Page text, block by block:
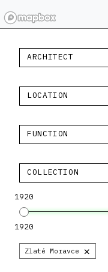
ARCHITECT
LOCATION
FUNCTION
COLLECTION
1920
1920
Zlaté Moravce ×